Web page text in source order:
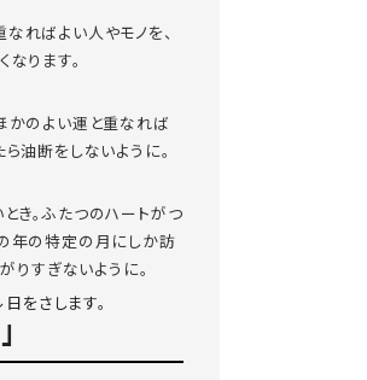
ればよい人やモノを、
ります。
かのよい運と重なれば
油断をしないように。
き。ふたつのハートがつ
年の特定の月にしか訪
りすぎないように。
をさします。